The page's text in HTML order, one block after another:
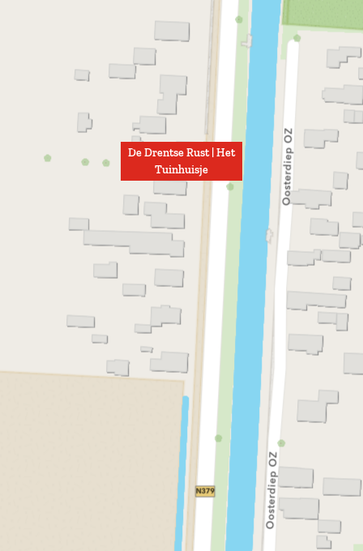
De Drentse Rust | Het
Tuinhuisje